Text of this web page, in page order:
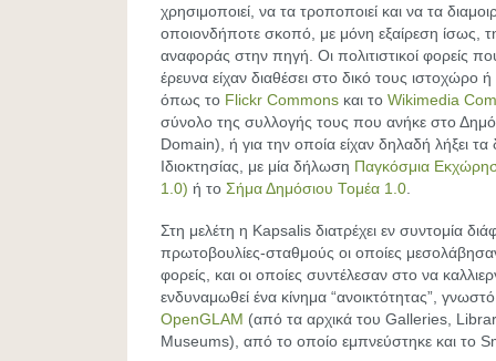
χρησιμοποιεί, να τα τροποποιεί και να τα
οποιονδήποτε σκοπό, με μόνη εξαίρεση ίσως,
αναφοράς στην πηγή. Οι πολιτιστικοί φορείς
έρευνα είχαν διαθέσει στο δικό τους ιστοχώρο
όπως το Flickr Commons και τo Wikimedia
σύνολο της συλλογής τους που ανήκε στο
Domain), ή για την οποία είχαν δηλαδή λήξει τα
Ιδιοκτησίας, με μία δήλωση Παγκόσμια
1.0) ή το Σήμα Δημόσιου Τομέα 1.0.
Στη μελέτη η Kapsalis διατρέχει εν συντομία
πρωτοβουλίες-σταθμούς οι οποίες
φορείς, και οι οποίες συντέλεσαν στο να
ενδυναμωθεί ένα κίνημα “ανοικτότητας”,
OpenGLAM (από τα αρχικά του Galleries,
Museums), από το οποίο εμπνεύστηκε και το